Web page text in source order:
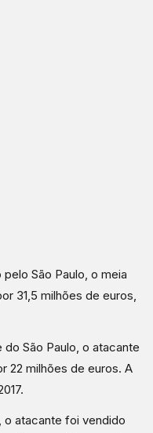
São Paulo, o meia
31,5 milhões de euros,
do São Paulo, o atacante
22 milhões de euros. A
o atacante foi vendido